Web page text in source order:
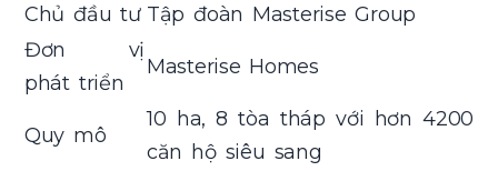
Chủ đầu tư Tập đoàn Masterise Group
Đơn vị
phát triển
Masterise Homes
Quy mô
10 ha, 8 tòa tháp với hơn 4200
căn hộ siêu sang